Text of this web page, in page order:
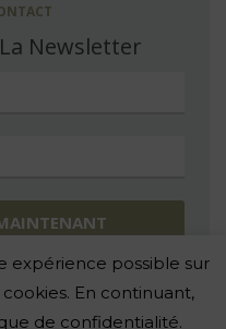
Newsletter
vous désinscrire quand
expérience possible sur
En continuant,
de confidentialité.